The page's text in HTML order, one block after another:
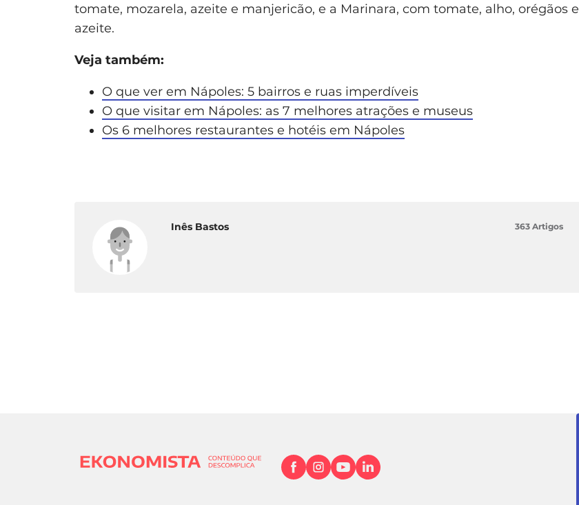
tomate, mozarela, azeite e manjericão, e a Marinara, com tomate, alho, orégãos e
azeite.
Veja também:
O que ver em Nápoles: 5 bairros e ruas imperdíveis
O que visitar em Nápoles: as 7 melhores atrações e museus
Os 6 melhores restaurantes e hotéis em Nápoles
Inês Bastos 363 Artigos